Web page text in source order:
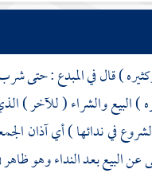
) قال في المبدع : حتى
والشراء ( للآخر )
في ندائها ) أي آذان
عن البيع بعد النداء وهو